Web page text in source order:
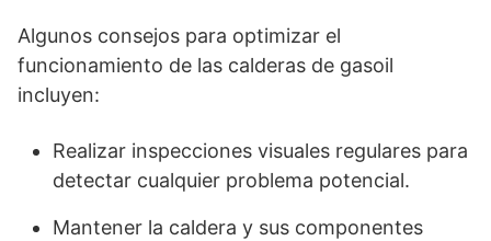
Algunos consejos para optimizar el
funcionamiento de las calderas de gasoil
incluyen:
Realizar inspecciones visuales regulares para
detectar cualquier problema potencial.
Mantener la caldera y sus componentes